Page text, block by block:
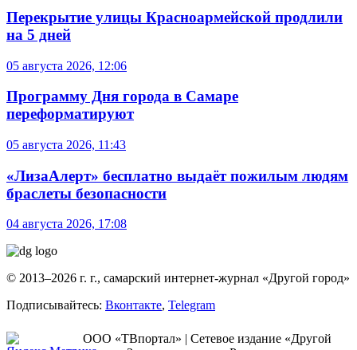
Перекрытие улицы Красноармейской продлили
на 5 дней
05 августа 2026, 12:06
Программу Дня города в Самаре
переформатируют
05 августа 2026, 11:43
«ЛизаАлерт» бесплатно выдаёт пожилым людям
браслеты безопасности
04 августа 2026, 17:08
© 2013–2026 г. г., самарский интернет-журнал «Другой город»
Подписывайтесь: Вконтакте, Telegram
ООО «ТВпортал» | Сетевое издание «Другой